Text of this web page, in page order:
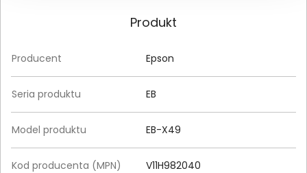
Produkt
Producent Epson
Seria produktu EB
Model produktu EB-X49
Kod producenta (MPN) V11H982040